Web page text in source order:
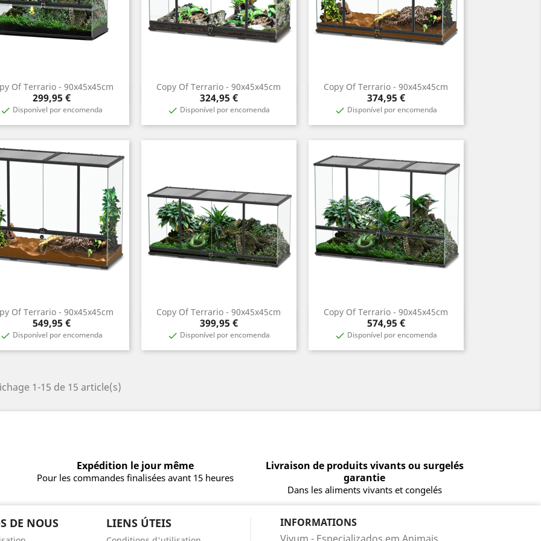
Of Terrario - 90x45x45cm
Prix
299,95 €
 Disponível por encomenda
Aperçu rapide
Copy Of Terrario - 90x45x45cm
Prix
324,95 €
 Disponível por encomenda
Aperçu rapide
Copy Of Terrario - 90x45x45cm
Prix
374,95 €
 Disponível por encomenda
Aperçu rapide
Of Terrario - 90x45x45cm
Prix
549,95 €
 Disponível por encomenda
Aperçu rapide
Copy Of Terrario - 90x45x45cm
Prix
399,95 €
 Disponível por encomenda
Aperçu rapide
Copy Of Terrario - 90x45x45cm
Prix
574,95 €
 Disponível por encomenda
Aperçu rapide
1-15 de 15 article(s)
Expédition le jour même
Pour les commandes finalisées avant 15 heures
Livraison de produits vivants ou surgelés
garantie
Dans les aliments vivants et congelés
DE NOUS LIENS ÚTEIS
INFORMATIONS